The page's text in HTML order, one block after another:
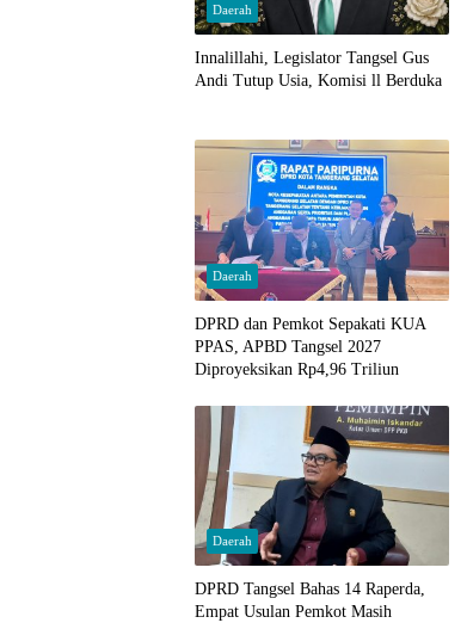
Daerah
Innalillahi, Legislator Tangsel Gus
Andi Tutup Usia, Komisi ll Berduka
Daerah
DPRD dan Pemkot Sepakati KUA
PPAS, APBD Tangsel 2027
Diproyeksikan Rp4,96 Triliun
Daerah
DPRD Tangsel Bahas 14 Raperda,
Empat Usulan Pemkot Masih